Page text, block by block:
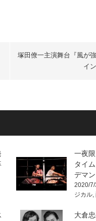
塚田僚一主演舞台『風が
イ
一夜
タイ
デマ
2020/
ジカル,
大倉